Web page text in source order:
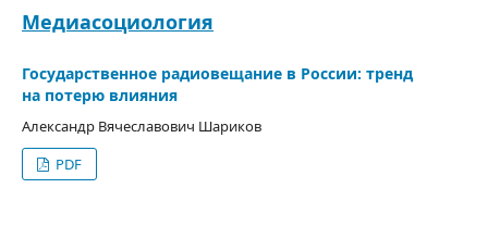
Медиасоциология
Государственное радиовещание в России: тренд
на потерю влияния
Александр Вячеславович Шариков
PDF